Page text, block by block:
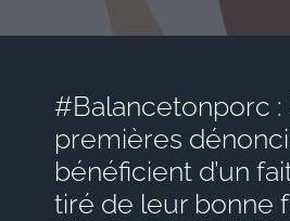
#Balancetonporc :
premières
bénéficient d’un
tiré de leur bonne